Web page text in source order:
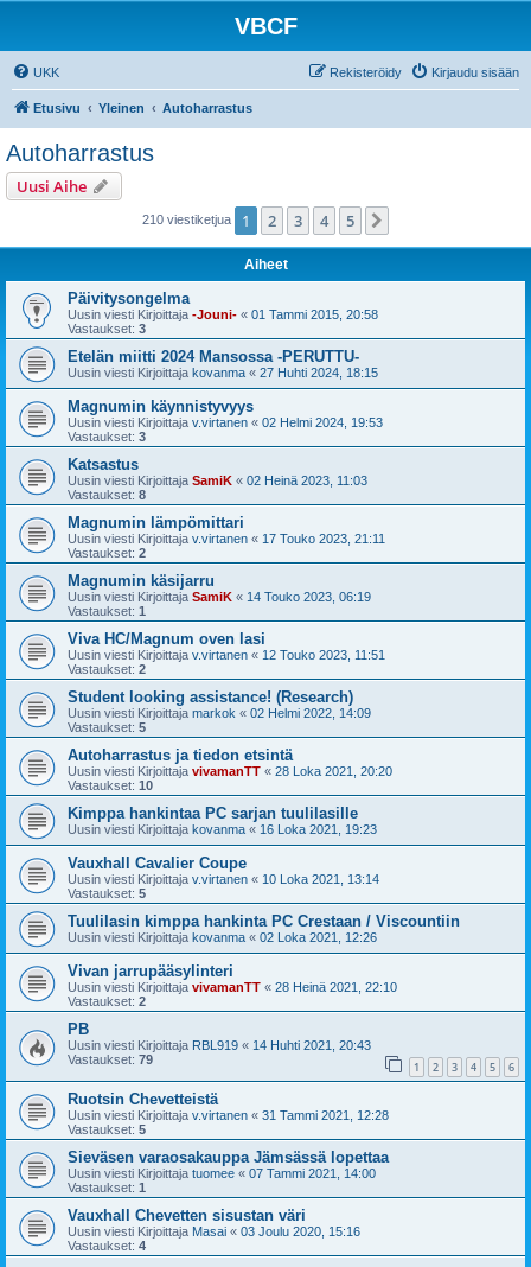
VBCF
UKK Kirjaudu sisään
Rekisteröidy
Etusivu Yleinen Autoharrastus
Autoharrastus
Uusi Aihe
210 viestiketjua 1 2 3 4 5
Aiheet
Päivitysongelma
Uusin viesti Kirjoittaja -Jouni- « 01 Tammi 2015, 20:58
Vastaukset: 3
Etelän miitti 2024 Mansossa -PERUTTU-
Uusin viesti Kirjoittaja kovanma « 27 Huhti 2024, 18:15
Magnumin käynnistyvyys
Uusin viesti Kirjoittaja v.virtanen « 02 Helmi 2024, 19:53
Vastaukset: 3
Katsastus
Uusin viesti Kirjoittaja SamiK « 02 Heinä 2023, 11:03
Vastaukset: 8
Magnumin lämpömittari
Uusin viesti Kirjoittaja v.virtanen « 17 Touko 2023, 21:11
Vastaukset: 2
Magnumin käsijarru
Uusin viesti Kirjoittaja SamiK « 14 Touko 2023, 06:19
Vastaukset: 1
Viva HC/Magnum oven lasi
Uusin viesti Kirjoittaja v.virtanen « 12 Touko 2023, 11:51
Vastaukset: 2
Student looking assistance! (Research)
Uusin viesti Kirjoittaja markok « 02 Helmi 2022, 14:09
Vastaukset: 5
Autoharrastus ja tiedon etsintä
Uusin viesti Kirjoittaja vivamanTT « 28 Loka 2021, 20:20
Vastaukset: 10
Kimppa hankintaa PC sarjan tuulilasille
Uusin viesti Kirjoittaja kovanma « 16 Loka 2021, 19:23
Vauxhall Cavalier Coupe
Uusin viesti Kirjoittaja v.virtanen « 10 Loka 2021, 13:14
Vastaukset: 5
Tuulilasin kimppa hankinta PC Crestaan / Viscountiin
Uusin viesti Kirjoittaja kovanma « 02 Loka 2021, 12:26
Vivan jarrupääsylinteri
Uusin viesti Kirjoittaja vivamanTT « 28 Heinä 2021, 22:10
Vastaukset: 2
PB
Uusin viesti Kirjoittaja RBL919 « 14 Huhti 2021, 20:43
Vastaukset: 79 1 2 3 4 5 6
Ruotsin Chevetteistä
Uusin viesti Kirjoittaja v.virtanen « 31 Tammi 2021, 12:28
Vastaukset: 5
Sieväsen varaosakauppa Jämsässä lopettaa
Uusin viesti Kirjoittaja tuomee « 07 Tammi 2021, 14:00
Vastaukset: 1
Vauxhall Chevetten sisustan väri
Uusin viesti Kirjoittaja Masai « 03 Joulu 2020, 15:16
Vastaukset: 4